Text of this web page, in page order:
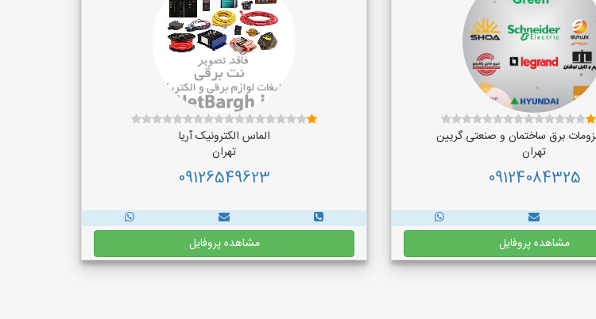
برق ساختمان و صنعتی گریین
تهران
09124084325
مشاهده پروفایل
الماس الکترونیک آریا
تهران
09126549623
مشاهده پروفایل